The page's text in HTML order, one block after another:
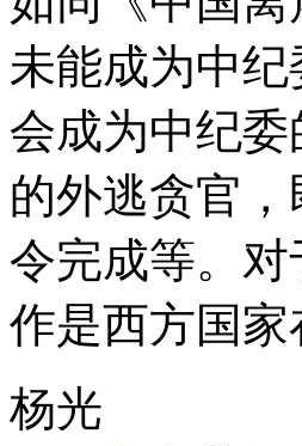
未能成为中
会成为中纪
的外逃贪官
令完成等。
作是西方国家
杨光